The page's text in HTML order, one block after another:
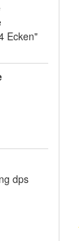
Ecken"
dps